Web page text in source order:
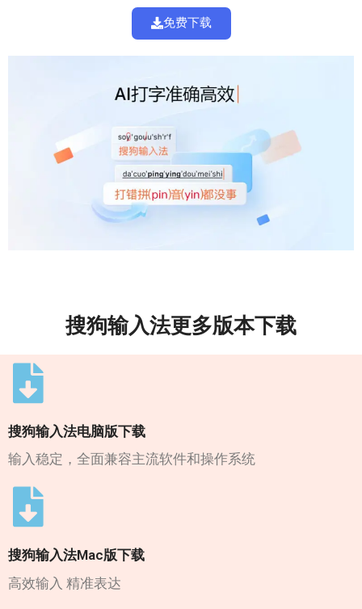
免费下载
搜狗输入法更多版本下载
搜狗输入法电脑版下载
输入稳定，全面兼容主流软件和操作系统
搜狗输入法Mac版下载
高效输入 精准表达